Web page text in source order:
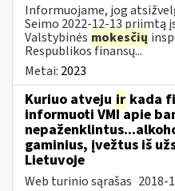
Informuojame, jog
Seimo 2022-12-13 priimtą
Valstybinės mokesčių
Respublikos finansų...
Metai: 2023
Kuriuo atveju ir kada
informuoti VMI apie
gaminius, įvežtus iš
Lietuvoje
Web turinio sąrašas 2018-